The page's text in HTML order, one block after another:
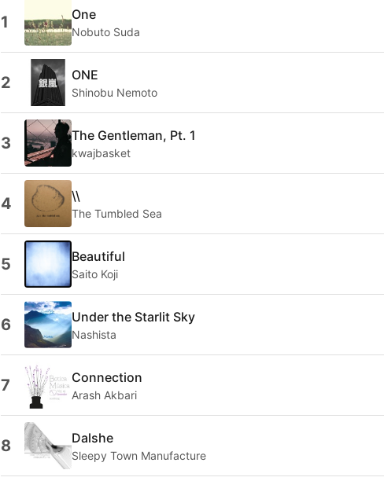
1 One
Nobuto Suda
2 ONE
Shinobu Nemoto
3 The Gentleman, Pt. 1
kwajbasket
4 \\
The Tumbled Sea
5 Beautiful
Saito Koji
6 Under the Starlit Sky
Nashista
7 Connection
Arash Akbari
8 Dalshe
Sleepy Town Manufacture